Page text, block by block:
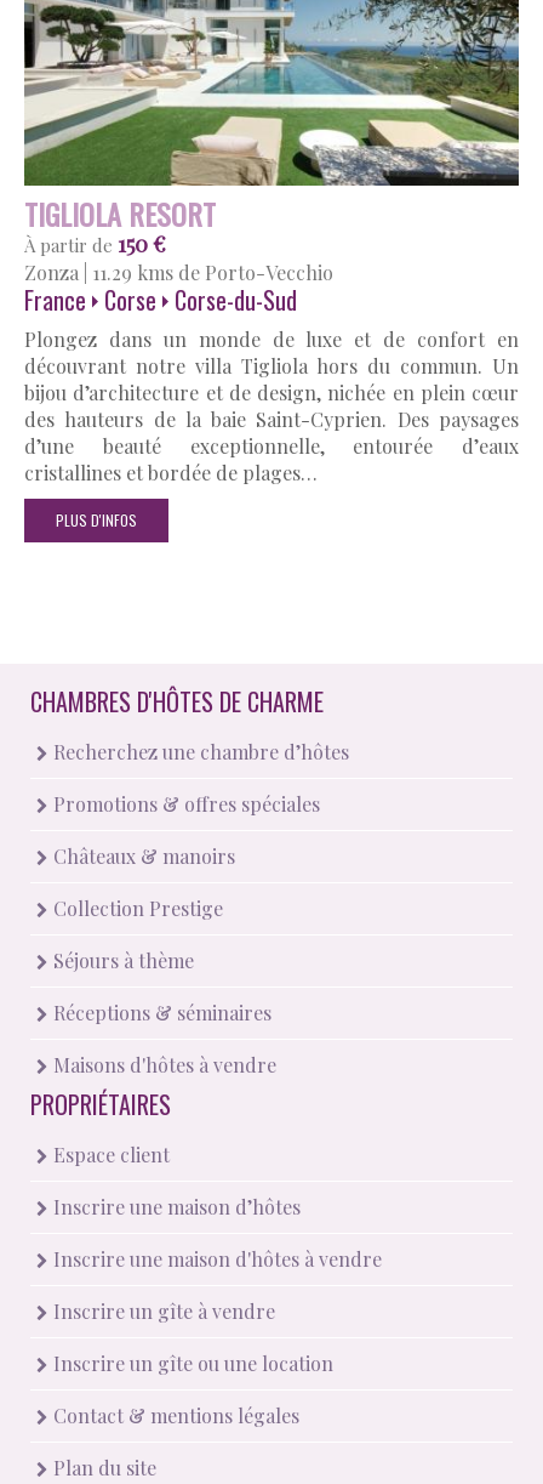
TIGLIOLA RESORT
À partir de 150 €
Zonza 11.29 kms de Porto-Vecchio
France Corse Corse-du-Sud
Plongez dans un monde de luxe et de confort en
découvrant notre villa Tigliola hors du commun. Un
bijou d’architecture et de design, nichée en plein cœur
des hauteurs de la baie Saint-Cyprien. Des paysages
d’une beauté exceptionnelle, entourée d’eaux
cristallines et bordée de plages…
PLUS D'INFOS
CHAMBRES D'HÔTES DE CHARME
Recherchez une chambre d’hôtes
Promotions & offres spéciales
Châteaux & manoirs
Collection Prestige
Séjours à thème
Réceptions & séminaires
Maisons d'hôtes à vendre
PROPRIÉTAIRES
Espace client
Inscrire une maison d’hôtes
Inscrire une maison d'hôtes à vendre
Inscrire un gîte à vendre
Inscrire un gîte ou une location
Contact & mentions légales
Plan du site